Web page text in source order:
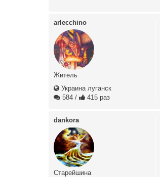
arlecchino
Житель
Украина луганск
584 / 415 раз
dankora
Старейшина